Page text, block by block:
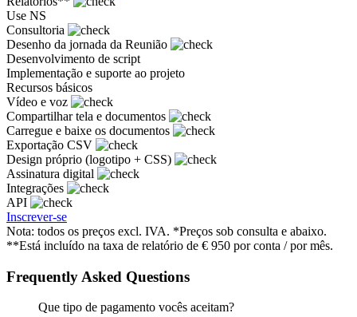
Use NS
Consultoria
Desenho da jornada da Reunião
Desenvolvimento de script
Implementação e suporte ao projeto
Recursos básicos
Vídeo e voz
Compartilhar tela e documentos
Carregue e baixe os documentos
Exportação CSV
Design próprio (logotipo + CSS)
Assinatura digital
Integrações
API
Inscrever-se
Nota: todos os preços excl. IVA. *Preços sob consulta e abaixo.
**Está incluído na taxa de relatório de € 950 por conta / por mês.
Frequently Asked Questions
Que tipo de pagamento vocês aceitam?